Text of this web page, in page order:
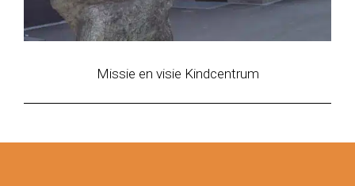
Missie en visie Kindcentrum